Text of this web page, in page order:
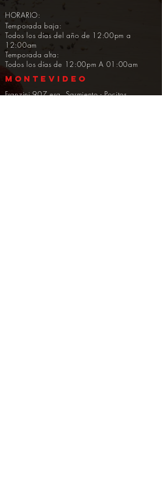
HORARIO:
Temporada baja:
Todos los días del año de 12:00pm a
12:00am
Temporada alta:
Todos los días de 12:00pm A 01:00am
MONTEVIDEO
Franzini 907 esq. Sarmiento - Pocitos